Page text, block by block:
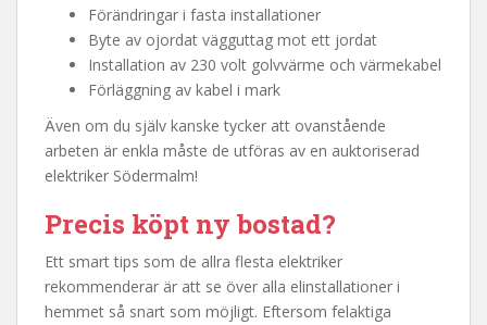
Förändringar i fasta installationer
Byte av ojordat vägguttag mot ett jordat
Installation av 230 volt golvvärme och värmekabel
Förläggning av kabel i mark
Även om du själv kanske tycker att ovanstående
arbeten är enkla måste de utföras av en auktoriserad
elektriker Södermalm!
Precis köpt ny bostad?
Ett smart tips som de allra flesta elektriker
rekommenderar är att se över alla elinstallationer i
hemmet så snart som möjligt. Eftersom felaktiga